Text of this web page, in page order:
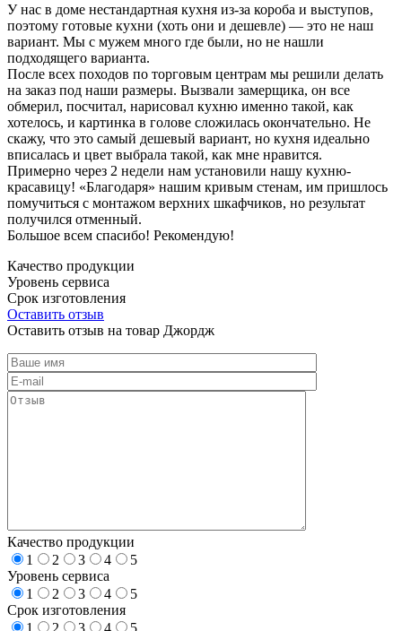
У нас в доме нестандартная кухня из-за короба и выступов,
поэтому готовые кухни (хоть они и дешевле) — это не наш
вариант. Мы с мужем много где были, но не нашли
подходящего варианта.
После всех походов по торговым центрам мы решили делать
на заказ под наши размеры. Вызвали замерщика, он все
обмерил, посчитал, нарисовал кухню именно такой, как
хотелось, и картинка в голове сложилась окончательно. Не
скажу, что это самый дешевый вариант, но кухня идеально
вписалась и цвет выбрала такой, как мне нравится.
Примерно через 2 недели нам установили нашу кухню-
красавицу! «Благодаря» нашим кривым стенам, им пришлось
помучиться с монтажом верхних шкафчиков, но результат
получился отменный.
Большое всем спасибо! Рекомендую!
Качество продукции
Уровень сервиса
Срок изготовления
Оставить отзыв
Оставить отзыв на товар Джордж
Качество продукции
1
2 3 4
5
Уровень сервиса
1
2 3 4
5
Срок изготовления
1
2 3 4
5